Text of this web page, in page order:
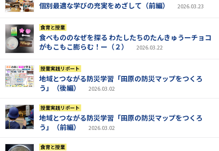
個別最適な学びの充実をめざして（前編） 2026.03.23
食育と授業
食べもののなぜを探る わたしたちのたんきゅうーチョコ
がもこもこ膨らむ！ー（２）
2026.03.22
授業実践リポート
地域とつながる防災学習「田原の防災マップをつくろ
う」（後編）
2026.03.02
授業実践リポート
地域とつながる防災学習「田原の防災マップをつくろ
う」（前編）
2026.03.02
食育と授業